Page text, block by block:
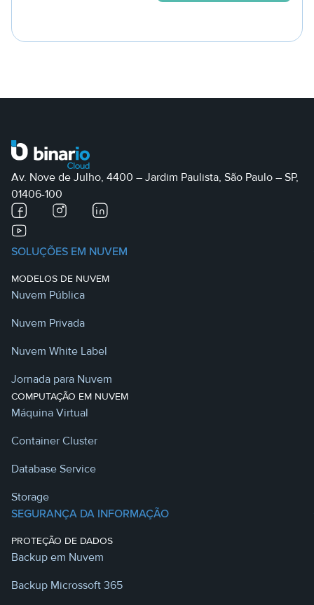
Av. Nove de Julho, 4400 – Jardim Paulista, São Paulo – SP,
01406-100
SOLUÇÕES EM NUVEM
MODELOS DE NUVEM
Nuvem Pública
Nuvem Privada
Nuvem White Label
Jornada para Nuvem
COMPUTAÇÃO EM NUVEM
Máquina Virtual
Container Cluster
Database Service
Storage
SEGURANÇA DA INFORMAÇÃO
PROTEÇÃO DE DADOS
Backup em Nuvem
Backup Microssoft 365